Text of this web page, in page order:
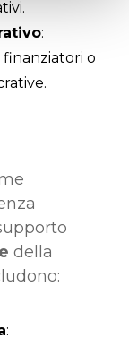
:
o
della
: